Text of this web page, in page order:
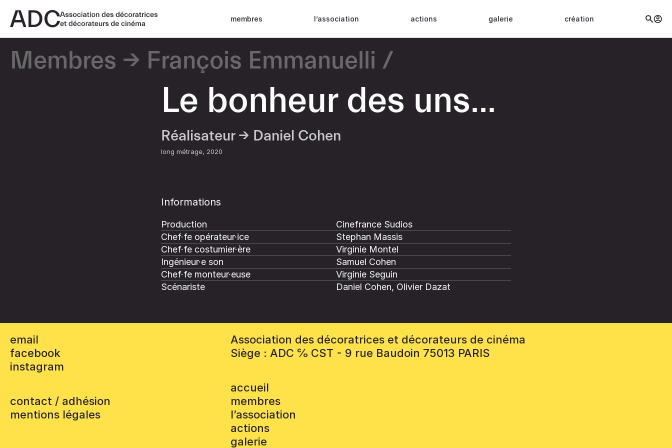
membres l’association actions galerie création
Membres François Emmanuelli
Le bonheur des uns...
Réalisateur → Daniel Cohen
long métrage 2020
Informations
Production
Cinefrance Sudios
Chef·fe opérateur·ice
Stephan Massis
Chef·fe costumier·ère
Virginie Montel
Ingénieur·e son
Samuel Cohen
Chef·fe monteur·euse
Virginie Seguin
Scénariste
Daniel Cohen, Olivier Dazat
email
facebook
instagram
contact / adhésion
mentions légales
Association des décoratrices et décorateurs de cinéma
Siège : ADC ℅ CST - 9 rue Baudoin 75013 PARIS
accueil
membres
l’association
actions
galerie